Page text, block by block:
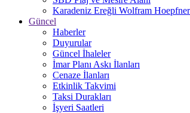
Karadeniz Ereğli Wolfram
Güncel
Haberler
Duyurular
Güncel İhaleler
İmar Planı Askı İlanları
Cenaze İlanları
Etkinlik Takvimi
Taksi Durakları
İşyeri Saatleri